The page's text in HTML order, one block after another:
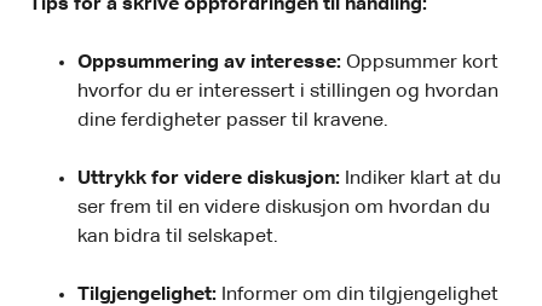
Tips for å skrive oppfordringen til handling:
Oppsummering av interesse: Oppsummer kort
hvorfor du er interessert i stillingen og hvordan
dine ferdigheter passer til kravene.
Uttrykk for videre diskusjon: Indiker klart at du
ser frem til en videre diskusjon om hvordan du
kan bidra til selskapet.
Tilgjengelighet: Informer om din tilgjengelighet